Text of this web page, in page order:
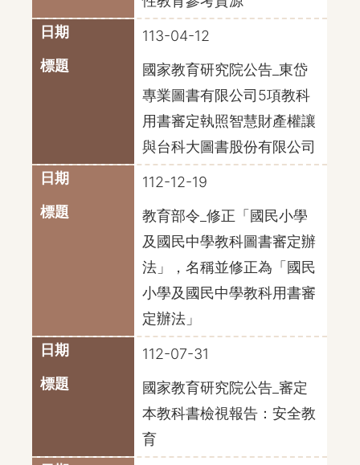
113-04-12
國家教育研究院公告_東岱
專業圖書有限公司5項教科
用書審定執照智慧財產權讓
與台科大圖書股份有限公司
112-12-19
教育部令_修正「國民小學
及國民中學教科圖書審定辦
法」，名稱並修正為「國民
小學及國民中學教科用書審
定辦法」
112-07-31
國家教育研究院公告_審定
本教科書檢視報告：安全教
育